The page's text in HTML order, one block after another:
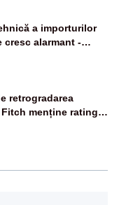
a importurilor
cresc alarmant -
retrogradarea
menține ratingul
negativă